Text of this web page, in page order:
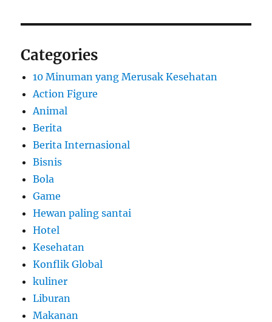
Categories
10 Minuman yang Merusak Kesehatan
Action Figure
Animal
Berita
Berita Internasional
Bisnis
Bola
Game
Hewan paling santai
Hotel
Kesehatan
Konflik Global
kuliner
Liburan
Makanan